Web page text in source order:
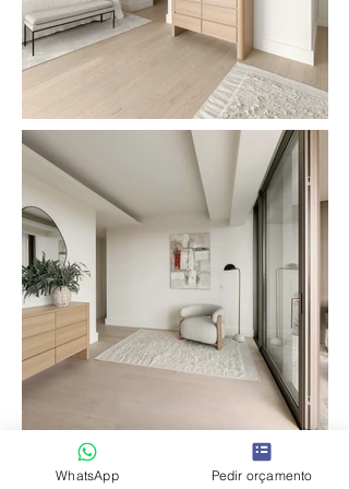
WhatsApp Pedir orçamento